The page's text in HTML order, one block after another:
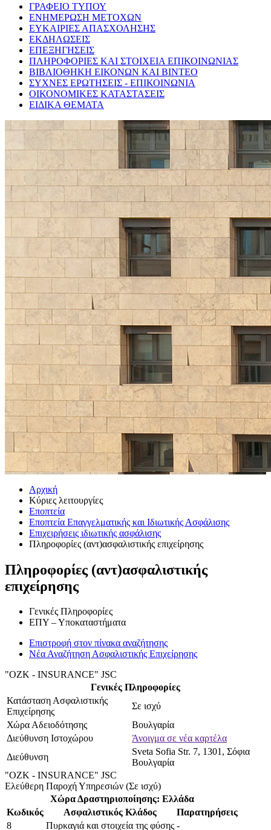
ΓΡΑΦΕΙΟ ΤΥΠΟΥ
ΕΝΗΜΕΡΩΣΗ ΜΕΤΟΧΩΝ
ΕΥΚΑΙΡΙΕΣ ΑΠΑΣΧΟΛΗΣΗΣ
ΕΚΔΗΛΩΣΕΙΣ
ΕΠΕΞΗΓΗΣΕΙΣ
ΠΛΗΡΟΦΟΡΙΕΣ ΚΑΙ ΣΤΟΙΧΕΙΑ ΕΠΙΚΟΙΝΩΝΙΑΣ
ΒΙΒΛΙΟΘΗΚΗ ΕΙΚΟΝΩΝ ΚΑΙ ΒΙΝΤΕΟ
ΣΥΧΝΕΣ ΕΡΩΤΗΣΕΙΣ - ΕΠΙΚΟΙΝΩΝΙΑ
ΟΙΚΟΝΟΜΙΚΕΣ ΚΑΤΑΣΤΑΣΕΙΣ
ΕΙΔΙΚΑ ΘΕΜΑΤΑ
Αρχική
Κύριες λειτουργίες
Εποπτεία
Εποπτεία Επαγγελματικής και Ιδιωτικής Ασφάλισης
Επιχειρήσεις ιδιωτικής ασφάλισης
Πληροφορίες (αντ)ασφαλιστικής επιχείρησης
Πληροφορίες (αντ)ασφαλιστικής
επιχείρησης
Γενικές Πληροφορίες
ΕΠΥ – Υποκαταστήματα
Επιστροφή στον πίνακα αναζήτησης
Νέα Αναζήτηση Ασφαλιστικής Επιχείρησης
"OZK - INSURANCE" JSC
Γενικές Πληροφορίες
Κατάσταση Ασφαλιστικής
Επιχείρησης
Σε ισχύ
Χώρα Αδειοδότησης
Βουλγαρία
Διεύθυνση Ιστοχώρου
Άνοιγμα σε νέα καρτέλα
Διεύθυνση
Sveta Sofia Str. 7, 1301, Σόφια
Βουλγαρία
"OZK - INSURANCE" JSC
Ελεύθερη Παροχή Υπηρεσιών (Σε ισχύ)
Χώρα Δραστηριοποίησης: Ελλάδα
Κωδικός
Ασφαλιστικός Κλάδος
Παρατηρήσεις
8
Πυρκαγιά και στοιχεία της φύσης -